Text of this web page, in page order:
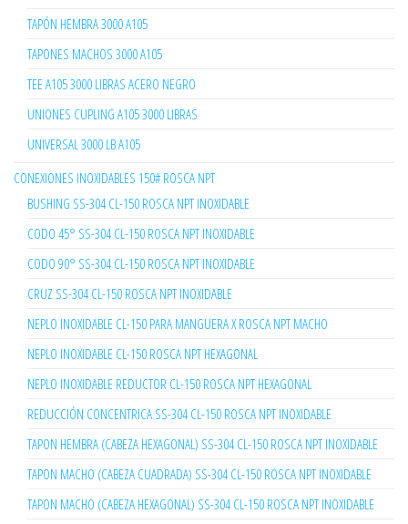
TAPÓN HEMBRA 3000 A105
TAPONES MACHOS 3000 A105
TEE A105 3000 LIBRAS ACERO NEGRO
UNIONES CUPLING A105 3000 LIBRAS
UNIVERSAL 3000 LB A105
CONEXIONES INOXIDABLES 150# ROSCA NPT
BUSHING SS-304 CL-150 ROSCA NPT INOXIDABLE
CODO 45° SS-304 CL-150 ROSCA NPT INOXIDABLE
CODO 90° SS-304 CL-150 ROSCA NPT INOXIDABLE
CRUZ SS-304 CL-150 ROSCA NPT INOXIDABLE
NEPLO INOXIDABLE CL-150 PARA MANGUERA X ROSCA NPT MACHO
NEPLO INOXIDABLE CL-150 ROSCA NPT HEXAGONAL
NEPLO INOXIDABLE REDUCTOR CL-150 ROSCA NPT HEXAGONAL
REDUCCIÓN CONCENTRICA SS-304 CL-150 ROSCA NPT INOXIDABLE
TAPON HEMBRA (CABEZA HEXAGONAL) SS-304 CL-150 ROSCA NPT INOXIDABLE
TAPON MACHO (CABEZA CUADRADA) SS-304 CL-150 ROSCA NPT INOXIDABLE
TAPON MACHO (CABEZA HEXAGONAL) SS-304 CL-150 ROSCA NPT INOXIDABLE